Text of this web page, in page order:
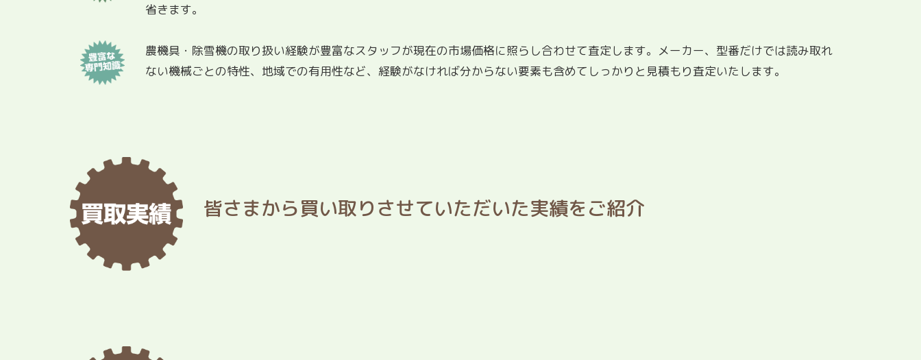
省きます。
農機具・除雪機の取り扱い経験が豊富なスタッフが現在の市場価格に照らし合わせて査定します。メーカー、型番だけでは読み取れ
ない機械ごとの特性、地域での有用性など、経験がなければ分からない要素も含めてしっかりと見積もり査定いたします。
皆さまから買い取りさせていただいた実績をご紹介